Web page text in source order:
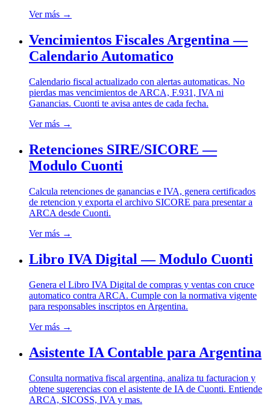
Ver más →
Vencimientos Fiscales Argentina —
Calendario Automatico
Calendario fiscal actualizado con alertas automaticas. No
pierdas mas vencimientos de ARCA, F.931, IVA ni
Ganancias. Cuonti te avisa antes de cada fecha.
Ver más →
Retenciones SIRE/SICORE —
Modulo Cuonti
Calcula retenciones de ganancias e IVA, genera certificados
de retencion y exporta el archivo SICORE para presentar a
ARCA desde Cuonti.
Ver más →
Libro IVA Digital — Modulo Cuonti
Genera el Libro IVA Digital de compras y ventas con cruce
automatico contra ARCA. Cumple con la normativa vigente
para responsables inscriptos en Argentina.
Ver más →
Asistente IA Contable para Argentina
Consulta normativa fiscal argentina, analiza tu facturacion y
obtene sugerencias con el asistente de IA de Cuonti. Entiende
ARCA, SICOSS, IVA y mas.